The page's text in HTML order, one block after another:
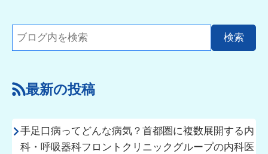
最新の投稿
手足口病ってどんな病気？首都圏に複数展開する内
科・呼吸器科フロントクリニックグループの内科医